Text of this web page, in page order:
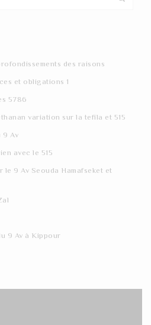
des raisons
et obligations 1
5786
variation sur la tefila et 515
9 Av
avec le 515
9 Av Seouda Hamafseket et
9 Av à Kippour